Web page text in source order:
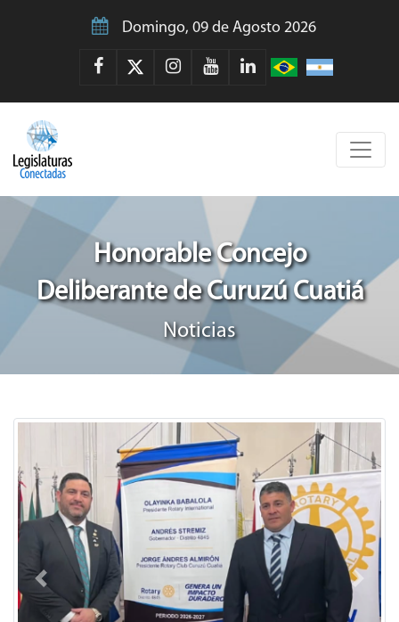
Domingo, 09 de Agosto 2026
Honorable Concejo
Deliberante de Curuzú Cuatiá
Noticias
Previous Next